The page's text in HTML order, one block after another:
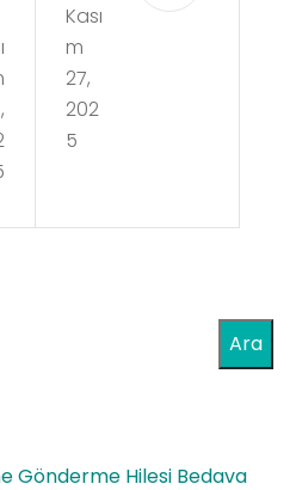
l
ma
ç
izle
me
ula
Kası
m
27,
202
5
Ara
Gönderme Hilesi Bedava